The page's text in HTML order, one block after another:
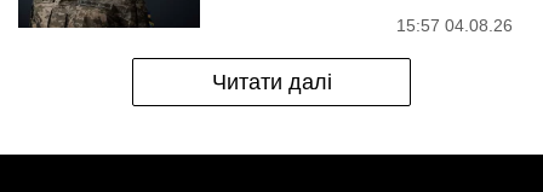
15:57 04.08.26
Читати далі